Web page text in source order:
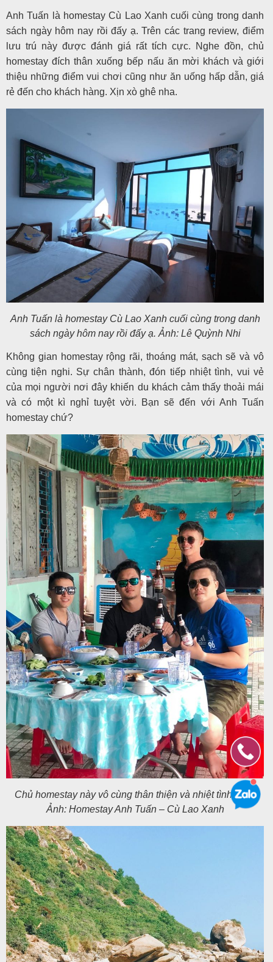
Anh Tuấn là homestay Cù Lao Xanh cuối cùng trong danh
sách ngày hôm nay rồi đấy ạ. Trên các trang review, điểm
lưu trú này được đánh giá rất tích cực. Nghe đồn, chủ
homestay đích thân xuống bếp nấu ăn mời khách và giới
thiệu những điểm vui chơi cũng như ăn uống hấp dẫn, giá
rẻ đến cho khách hàng. Xịn xò ghê nha.
Anh Tuấn là homestay Cù Lao Xanh cuối cùng trong danh
sách ngày hôm nay rồi đấy ạ. Ảnh: Lê Quỳnh Nhi
Không gian homestay rộng rãi, thoáng mát, sạch sẽ và vô
cùng tiện nghi. Sự chân thành, đón tiếp nhiệt tình, vui vẻ
của mọi người nơi đây khiến du khách cảm thấy thoải mái
và có một kì nghỉ tuyệt vời. Bạn sẽ đến với Anh Tuấn
homestay chứ?
Chủ homestay này vô cùng thân thiện và nhiệt tình luôn.
Ảnh: Homestay Anh Tuấn – Cù Lao Xanh